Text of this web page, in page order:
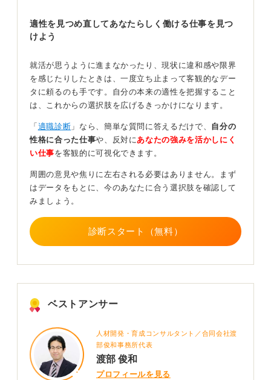
まず、今の職場で上司で相談事ができそうな人はいます
でしょうか。その人に、非常勤の面接のとき、精神的に
けたいがそのときのことが怖くて踏み出せないことなど
を正直に話してみましょう。もし相手を傷つけるような
物言いが質問者さん以外にもされているとしたら、組織
として問題です。
回答を用意したり面接練習をして事前に対策するこ
とが大切
もしかして会社として認識がない可能性もあるので、質
問者さんの相談が変化のきっかけになるかもしれませ
ん。もし相談できそうな上司がいない、もしくは相談し
えましょう。
万が一同じ面接官に当たった時の対策をあらかじめ考え
ば、誰かに協力してもらい、面接練習ができるとさらに
自信がつくと思いますよ。
0
適性を見つめ直してあなたらしく働ける仕事を見つ
けよう
就活が思うように進まなかったり、現状に違和感や限界
を感じたりしたときは、一度立ち止まって客観的なデー
タに頼るのも手です。自分の本来の適性を把握すること
は、これからの選択肢を広げるきっかけになります。
「 適職診断 」なら、簡単な質問に答えるだけで、 自分の
性格に合った仕事や、反対に あなたの強みを活かしにく
い仕事を客観的に可視化できます。
周囲の意見や焦りに左右される必要はありません。まず
はデータをもとに、今のあなたに合う選択肢を確認して
みましょう。
診断スタート（無料）
ベストアンサー
人材開発・育成コンサルタント／合同会社渡
部俊和事務所代表
渡部 俊和
プロフィールを見る